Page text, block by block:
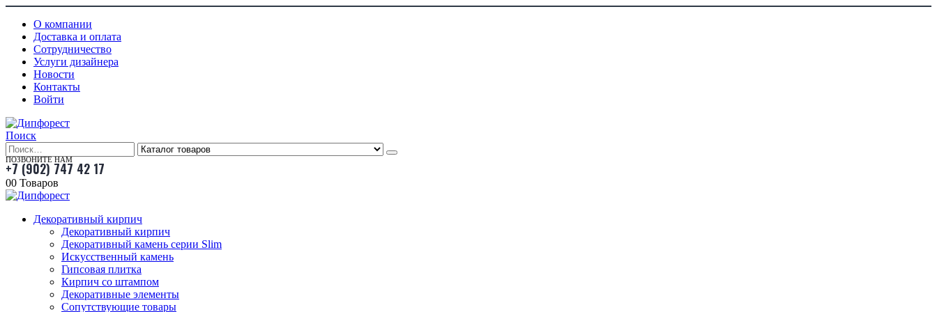
О компании
Доставка и оплата
Сотрудничество
Услуги дизайнера
Новости
Контакты
Войти
Поиск
ПОЗВОНИТЕ НАМ
+7 (902) 747 42 17
00 Товаров
Декоративный кирпич
Декоративный кирпич
Декоративный камень серии Slim
Искусственный камень
Гипсовая плитка
Кирпич со штампом
Декоративные элементы
Сопутствующие товары